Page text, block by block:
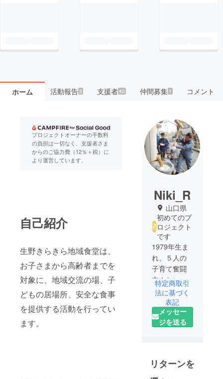
ホーム 活動報告3 支援者40 仲間募集 1 コメント
プロジェクトオーナーの手数料
の負担は一切なく、支援者さま
からのご協力費（12％＋税）に
より運営しています。
自己紹介
生野きらきら地域食堂は、
お子さまから高齢者までを
対象に、地域交流の場、子
どもの居場所、安全な食事
を提供する活動を行ってい
ます。
Niki_R
山口県
初めてのプ
ロジェクト
です
1979年生ま
れ、５人の
子育て奮闘
中！といっ
ても、長
男、25才既
婚、(子３人)
長女、21才
ので、少し
特定商取引
法に基づく
表記
メッセー
ジを送る
リターンを